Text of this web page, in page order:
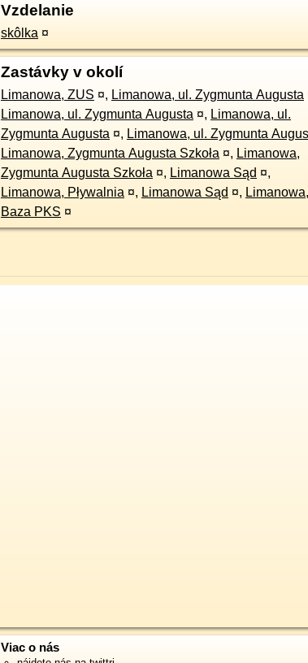
Vzdelanie
skôlka ¤
Zastávky v okolí
Limanowa, ZUS ¤, Limanowa, ul. Zygmunta Augusta
Limanowa, ul. Zygmunta Augusta ¤, Limanowa, ul.
Zygmunta Augusta ¤, Limanowa, ul. Zygmunta
Limanowa, Zygmunta Augusta Szkoła ¤, Limanowa,
Zygmunta Augusta Szkoła ¤, Limanowa Sąd ¤,
Limanowa, Pływalnia ¤, Limanowa Sąd ¤, Limanowa,
Baza PKS ¤
Viac o nás